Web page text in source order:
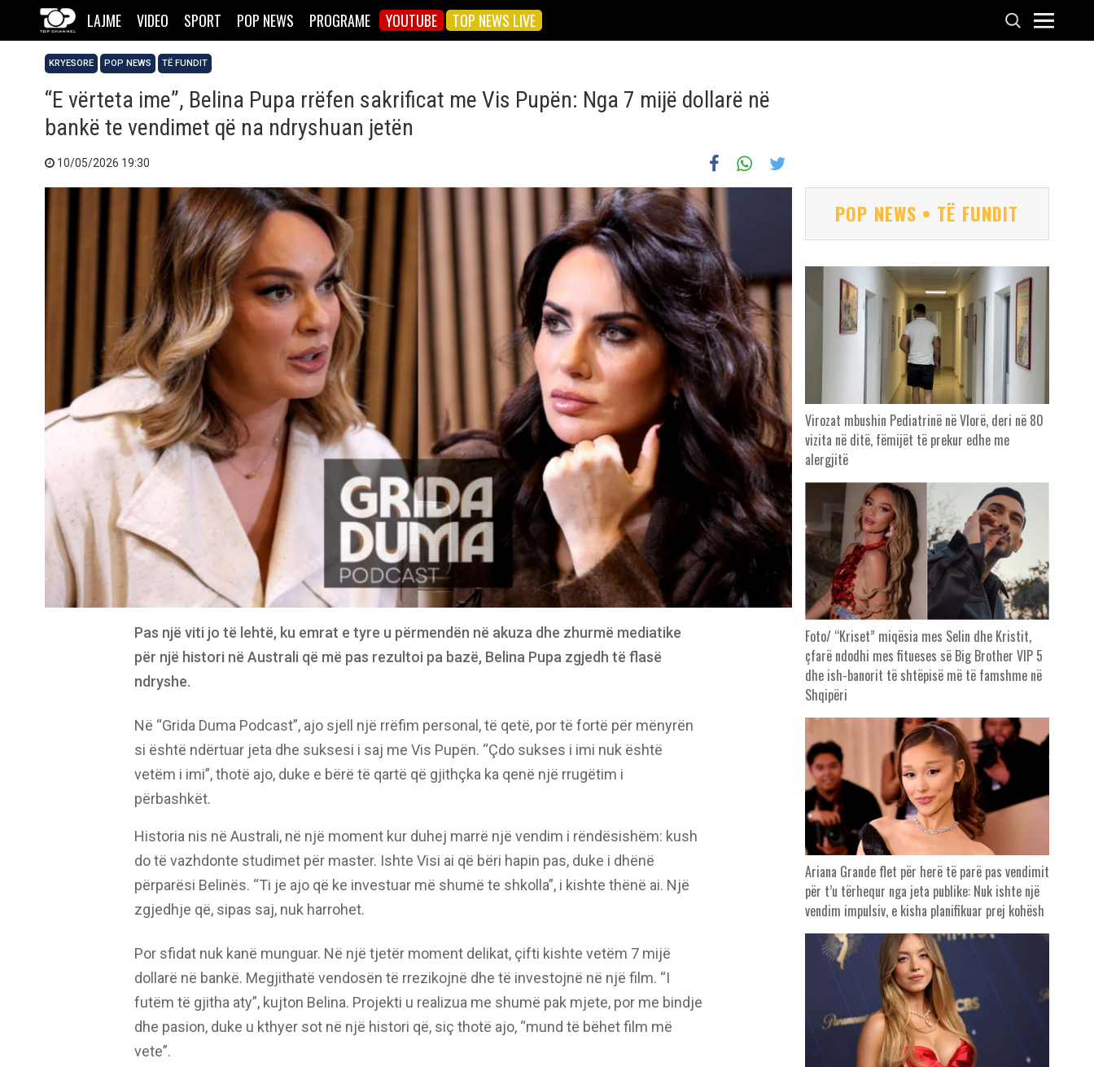
LAJME VIDEO SPORT POP NEWS PROGRAME YOUTUBE TOP NEWS LIVE
KRYESORE POP NEWS TË FUNDIT
“E vërteta ime”, Belina Pupa rrëfen sakrificat me Vis Pupën: Nga 7 mijë dollarë në
bankë te vendimet që na ndryshuan jetën
10/05/2026 19:30
Pas një viti jo të lehtë, ku emrat e tyre u përmendën në akuza dhe zhurmë mediatike
për një histori në Australi që më pas rezultoi pa bazë, Belina Pupa zgjedh të flasë
ndryshe.
Në “Grida Duma Podcast”, ajo sjell një rrëfim personal, të qetë, por të fortë për mënyrën
si është ndërtuar jeta dhe suksesi i saj me Vis Pupën. “Çdo sukses i imi nuk është
vetëm i imi”, thotë ajo, duke e bërë të qartë që gjithçka ka qenë një rrugëtim i
përbashkët.
Historia nis në Australi, në një moment kur duhej marrë një vendim i rëndësishëm: kush
do të vazhdonte studimet për master. Ishte Visi ai që bëri hapin pas, duke i dhënë
përparësi Belinës. “Ti je ajo që ke investuar më shumë te shkolla”, i kishte thënë ai. Një
zgjedhje që, sipas saj, nuk harrohet.
Por sfidat nuk kanë munguar. Në një tjetër moment delikat, çifti kishte vetëm 7 mijë
dollarë në bankë. Megjithatë vendosën të rrezikojnë dhe të investojnë në një film. “I
futëm të gjitha aty”, kujton Belina. Projekti u realizua me shumë pak mjete, por me bindje
dhe pasion, duke u kthyer sot në një histori që, siç thotë ajo, “mund të bëhet film më
vete”.
POP NEWS • TË FUNDIT
Virozat mbushin Pediatrinë në Vlorë, deri në 80
vizita në ditë, fëmijët të prekur edhe me
alergjitë
Foto/ “Kriset” miqësia mes Selin dhe Kristit,
çfarë ndodhi mes fitueses së Big Brother VIP 5
dhe ish-banorit të shtëpisë më të famshme në
Shqipëri
Ariana Grande flet për herë të parë pas vendimit
për t’u tërhequr nga jeta publike: Nuk ishte një
vendim impulsiv, e kisha planifikuar prej kohësh